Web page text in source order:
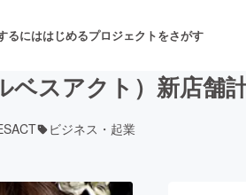
るにははじめるプロジェクトをさがす
ベスアクト）新店舗
ビジネス・起業